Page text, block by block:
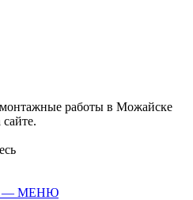
работы в Можайске
— МЕНЮ